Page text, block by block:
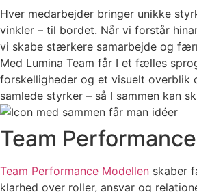
Hver medarbejder bringer unikke
vinkler – til bordet. Når vi forstår
vi skabe stærkere samarbejde og
Med Lumina Team får I et fælles
forskelligheder og et visuelt overblik
samlede styrker – så I sammen kan
Team
Team Performance Modellen skaber
klarhed over roller, ansvar og